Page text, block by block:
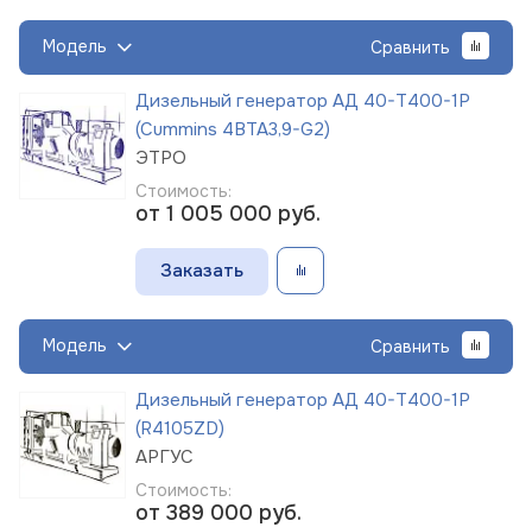
Модель Сравнить
Дизельный генератор АД 40-Т400-1Р
(Cummins 4BTA3,9-G2)
ЭТРО
Стоимость:
от 1 005 000 руб.
Заказать
Модель Сравнить
Дизельный генератор АД 40-Т400-1Р
(R4105ZD)
АРГУС
Стоимость:
от 389 000 руб.